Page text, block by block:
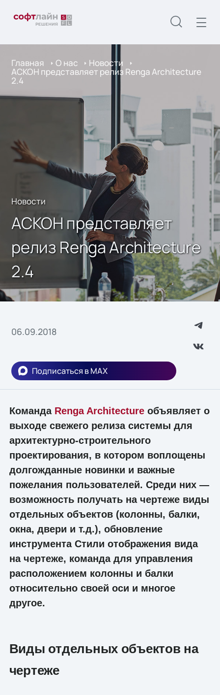
Главная О нас Новости
АСКОН представляет релиз Renga Architecture
2.4
Новости
АСКОН представляет
релиз Renga Architecture
2.4
06.09.2018
Подписаться в MAX
Команда Renga Architectureобъявляет о
выходе свежего релиза системы для
архитектурно-строительного
проектирования, в котором воплощены
долгожданные новинки и важные
пожелания пользователей. Среди них —
возможность получать на чертеже виды
отдельных объектов (колонны, балки,
окна, двери и т.д.), обновление
инструмента Стили отображения вида
на чертеже, команда для управления
расположением колонны и балки
относительно своей оси и многое
другое.
Виды отдельных объектов на
чертеже